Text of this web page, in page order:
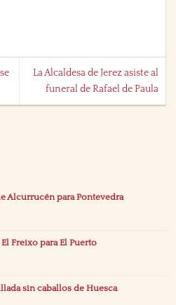
La Alcaldesa de Jerez asiste al
funeral de Rafael de Paula
Alcurrucén para Pontevedra
Freixo para El Puerto
sin caballos de Huesca